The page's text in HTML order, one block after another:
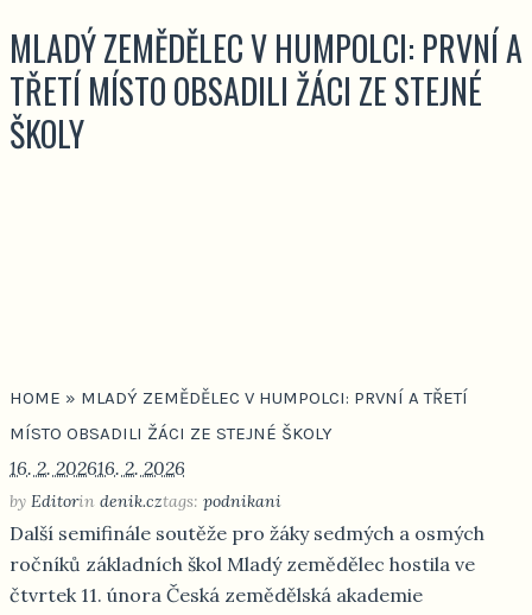
MLADÝ ZEMĚDĚLEC V HUMPOLCI: PRVNÍ A
TŘETÍ MÍSTO OBSADILI ŽÁCI ZE STEJNÉ
ŠKOLY
HOME » MLADÝ ZEMĚDĚLEC V HUMPOLCI: PRVNÍ A TŘETÍ
MÍSTO OBSADILI ŽÁCI ZE STEJNÉ ŠKOLY
16. 2. 202616. 2. 2026
by Editorin denik.cztags: podnikani
Další semifinále soutěže pro žáky sedmých a osmých
ročníků základních škol Mladý zemědělec hostila ve
čtvrtek 11. února Česká zemědělská akademie